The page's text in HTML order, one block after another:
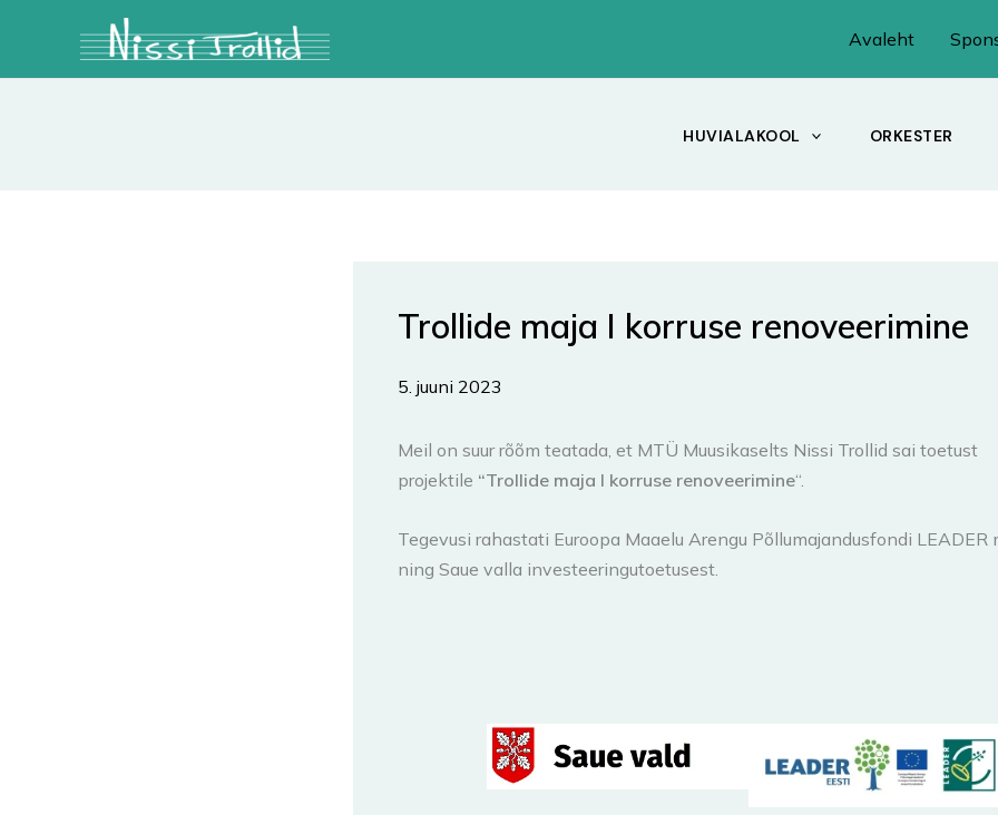
content
Avaleht
HUVIALAKOOL ORKESTER
Trollide maja I korruse renoveerimine
5. juuni 2023
Meil on suur rõõm teatada, et MTÜ Muusikaselts Nissi Trollid sai toetust
projektile “Trollide maja I korruse renoveerimine“.
Tegevusi rahastati Euroopa Maaelu Arengu Põllumajandusfondi LEADER
ning Saue valla investeeringutoetusest.